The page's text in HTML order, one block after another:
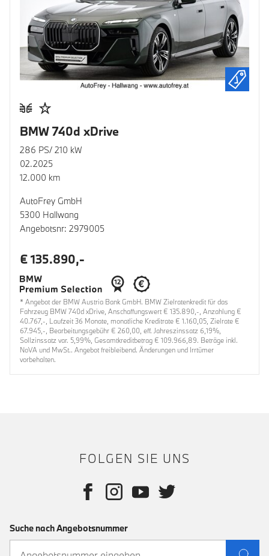
BMW 740d xDrive
286 PS/ 210 kW
02.2025
12.000 km
AutoFrey GmbH
5300 Hallwang
Angebotsnr: 2979005
€ 135.890,-
* Angebot der BMW Austria Bank GmbH. BMW Zielratenkredit für das
Fahrzeug BMW 740d xDrive, Anschaffungswert € 135.890,-, Anzahlung €
40.767,-, Laufzeit 36 Monate, monatliche Kreditrate € 1.160,05, Zielrate €
67.945,-, Bearbeitungsgebühr € 260,00, eff. Jahreszinssatz 6,19%,
Sollzinssatz var. 5,99%, Gesamtkreditbetrag € 109.966,89. Beträge inkl.
NoVA und MwSt.. Angebot freibleibend. Änderungen und Irrtümer
vorbehalten.
FOLGEN SIE UNS
Suche nach Angebotsnummer